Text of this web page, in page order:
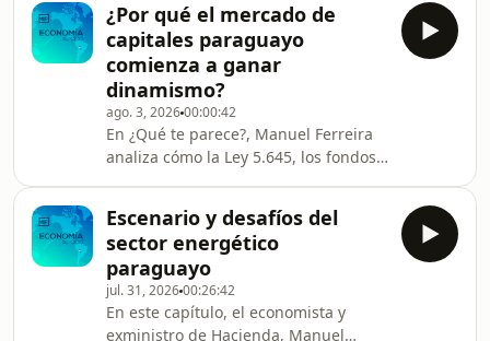
exportaciones del país.El análisis
completo, en la cápsula.
¿Por qué el mercado de
capitales paraguayo
comienza a ganar
dinamismo?
ago. 3, 202600:00:42
En ¿Qué te parece?, Manuel Ferreira
analiza cómo la Ley 5.645, los fondos
están ampliando las opciones para los
inversionistas en Paraguay.El análisis
completo, en la cápsula.
Escenario y desafíos del
sector energético
paraguayo
jul. 31, 202600:26:42
En este capítulo, el economista y
exministro de Hacienda, Manuel